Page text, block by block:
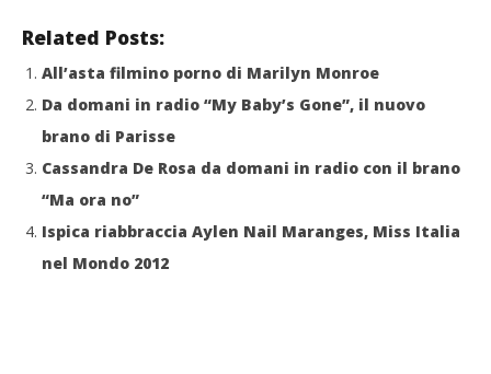
Related Posts:
All’asta filmino porno di Marilyn Monroe
Da domani in radio “My Baby’s Gone”, il nuovo
brano di Parisse
Cassandra De Rosa da domani in radio con il brano
“Ma ora no”
Ispica riabbraccia Aylen Nail Maranges, Miss Italia
nel Mondo 2012